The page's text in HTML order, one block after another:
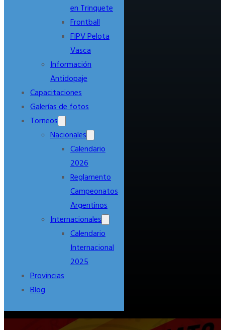
en Trinquete
Frontball
FIPV Pelota
Vasca
Información
Antidopaje
Capacitaciones
Galerías de fotos
Torneos
Nacionales
Calendario
2026
Reglamento
Campeonatos
Argentinos
Internacionales
Calendario
Internacional
2025
Provincias
Blog